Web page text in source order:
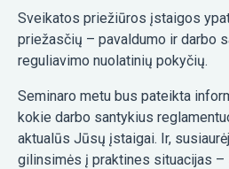
Sveikatos priežiūros įstaigos
priežasčių – pavaldumo ir darbo
reguliavimo nuolatinių pokyčių.
Seminaro metu bus pateikta
kokie darbo santykius
aktualūs Jūsų įstaigai. Ir,
gilinsimės į praktines situacijas –